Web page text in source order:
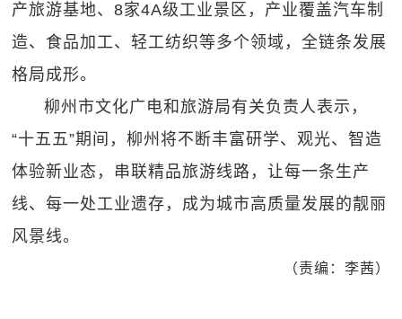
产旅游基地、8家4A级工业景区，产业覆盖汽车制
造、食品加工、轻工纺织等多个领域，全链条发展
格局成形。
柳州市文化广电和旅游局有关负责人表示，
“十五五”期间，柳州将不断丰富研学、观光、智造
体验新业态，串联精品旅游线路，让每一条生产
线、每一处工业遗存，成为城市高质量发展的靓丽
风景线。
（责编：李茜）